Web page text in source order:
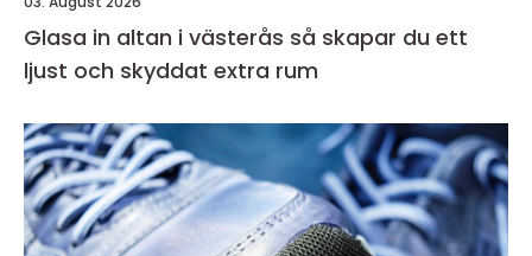
Glasa in altan i västerås så skapar du ett
ljust och skyddat extra rum